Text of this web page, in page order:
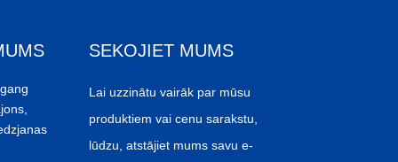
SEKOJIET MUMS
Lai uzzinātu vairāk par mūsu
produktiem vai cenu sarakstu,
lūdzu, atstājiet mums savu e-